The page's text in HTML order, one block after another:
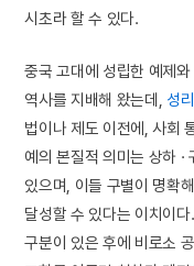
시초라 할 수 있다.
중국 고대에 성립한 예제
역사를 지배해 왔는데, 성
법이나 제도 이전에, 사회
예의 본질적 의미는 상하 ·
있으며, 이들 구별이 명확
달성할 수 있다는 이치이다
구분이 있은 후에 비로소